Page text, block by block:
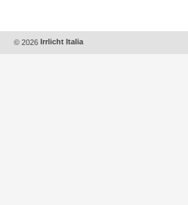
© 2026 Irrlicht Italia